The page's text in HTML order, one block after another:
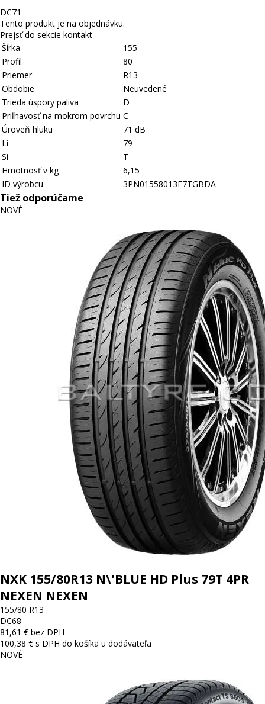
DC71
Tento produkt je na objednávku.
Prejsť do sekcie kontakt
Šírka
155
Profil
80
Priemer
R13
Obdobie
Neuvedené
Trieda úspory paliva
D
Priľnavosť na mokrom povrchu C
Úroveň hluku
71 dB
Li
79
Si
T
Hmotnosť v kg
6,15
ID výrobcu
3PN01558013E7TGBDA
Tiež odporúčame
NOVÉ
NXK 155/80R13 N\'BLUE HD Plus 79T 4PR
NEXEN NEXEN
155/80 R13
DC68
81,61 € bez DPH
100,38 € s DPH do košíka u dodávateľa
NOVÉ